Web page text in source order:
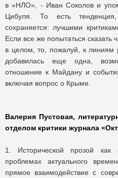
в «НЛО», - Иван Соколов и
Цибуля. То есть
сохраняется: лучшими
Если все же попытаться сказать
в целом, то, пожалуй, к линиям
добавилась еще одна,
отношение к Майдану и
включая вопрос о Крыме.
Валерия Пустовая,
отделом критики журнала
1. Исторической прозой как
проблемах актуального
прямое взаимодействие с